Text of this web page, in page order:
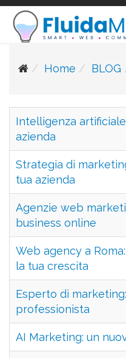
Home BLOG
Intelligenza
azienda
Strategia di
tua azienda
Agenzie web
business online
Web agency a
la tua crescita
Esperto di
professionista
AI Marketing: un